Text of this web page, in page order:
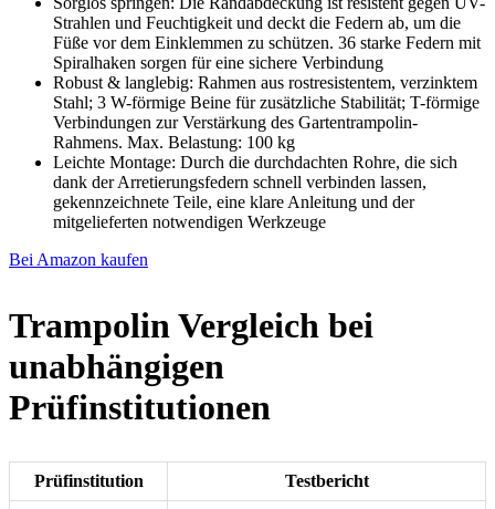
Strahlen und Feuchtigkeit und deckt die Federn ab, um die
Füße vor dem Einklemmen zu schützen. 36 starke Federn mit
Spiralhaken sorgen für eine sichere Verbindung
Robust & langlebig: Rahmen aus rostresistentem, verzinktem
Stahl; 3 W-förmige Beine für zusätzliche Stabilität; T-förmige
Verbindungen zur Verstärkung des Gartentrampolin-
Rahmens. Max. Belastung: 100 kg
Leichte Montage: Durch die durchdachten Rohre, die sich
dank der Arretierungsfedern schnell verbinden lassen,
gekennzeichnete Teile, eine klare Anleitung und der
mitgelieferten notwendigen Werkzeuge
Bei Amazon kaufen
Trampolin Vergleich bei
unabhängigen
Prüfinstitutionen
Prüfinstitution Testbericht